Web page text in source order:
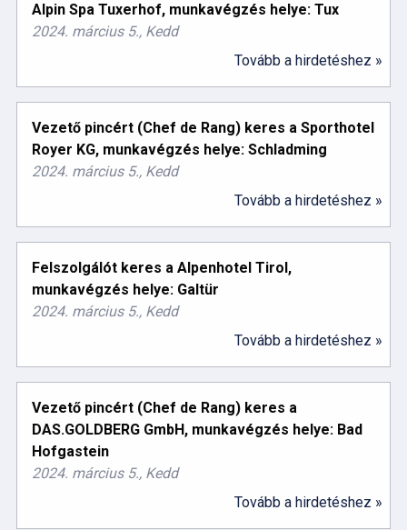
Alpin Spa Tuxerhof, munkavégzés helye: Tux
2024. március 5., Kedd
Tovább a hirdetéshez »
Vezető pincért (Chef de Rang) keres a Sporthotel
Royer KG, munkavégzés helye: Schladming
2024. március 5., Kedd
Tovább a hirdetéshez »
Felszolgálót keres a Alpenhotel Tirol,
munkavégzés helye: Galtür
2024. március 5., Kedd
Tovább a hirdetéshez »
Vezető pincért (Chef de Rang) keres a
DAS.GOLDBERG GmbH, munkavégzés helye: Bad
Hofgastein
2024. március 5., Kedd
Tovább a hirdetéshez »